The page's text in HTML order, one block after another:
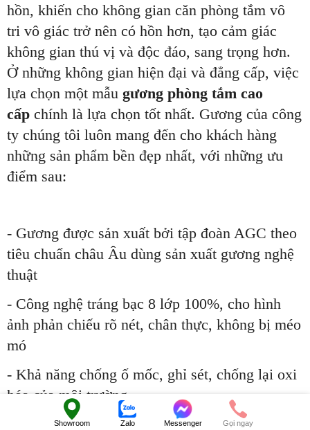
hồn, khiến cho không gian căn phòng tắm vô
tri vô giác trở nên có hồn hơn, tạo cảm giác
không gian thú vị và độc đáo, sang trọng hơn.
Ở những không gian hiện đại và đẳng cấp, việc
lựa chọn một mẫu gương phòng tắm cao
cấp chính là lựa chọn tốt nhất. Gương của công
ty chúng tôi luôn mang đến cho khách hàng
những sản phẩm bền đẹp nhất, với những ưu
điểm sau:
- Gương được sản xuất bởi tập đoàn AGC theo
tiêu chuẩn châu Âu dùng sản xuất gương nghệ
thuật
- Công nghệ tráng bạc 8 lớp 100%, cho hình
ảnh phản chiếu rõ nét, chân thực, không bị méo
mó
- Khả năng chống ố mốc, ghỉ sét, chống lại oxi
hóa của môi trường
- Siêu bền, chịu lực khá tốt, giá trị sử dụng
Showroom Zalo Messenger Gọi ngay